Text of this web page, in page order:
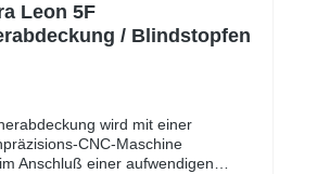
Leon 5F
/ Blindstopfen
wird mit einer
CNC-Maschine
Anschluß einer aufwendigen